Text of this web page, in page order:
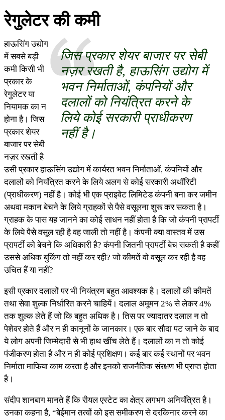
रेगुलेटर की कमी
जिस प्रकार शेयर बाजार पर सेबी
नज़र रखती है, हाऊसिंग उद्योग में
भवन निर्माताओं, कंपनियों और
दलालों को नियंत्रित करने के
लिये कोई सरकारी प्राधीकरण
नहीं है।
हाऊसिंग उद्योग
में सबसे बड़ी
कमी किसी भी
प्रकार के
रेगुलेटर या
नियामक का न
होना है। जिस
प्रकार शेयर
बाजार पर सेबी
नज़र रखती है
उसी प्रकार हाऊसिंग उद्योग में कार्यरत भवन निर्माताओं, कंपनियों और
दलालों को नियंत्रित करने के लिये अलग से कोई सरकारी अथॉरिटी
(प्राधीकरण) नहीं है। कोई भी एक प्राइवेट लिमिटेड कंपनी बना कर जमीन
अथवा मकान बेचने के लिये ग्राहकों से पैसे वसूलना शुरू कर सकता है।
ग्राहक के पास यह जानने का कोई साधन नहीं होता है कि जो कंपनी प्रापर्टी
के लिये पैसे वसूल रही है वह जाली तो नहीं है। कंपनी क्या वास्तव में उस
प्रापर्टी को बेचने कि अधिकारी है? कंपनी जितनी प्रापर्टी बेच सकती है कहीं
उससे अधिक बुकिंग तो नहीं कर रही? जो कीमतें वो वसूल कर रही है वह
उचित हैं या नहीं?
इसी प्रकार दलालों पर भी नियंत्रण बहुत आवश्यक है। दलालों की कीमतें
तथा सेवा शुल्क निर्धारित करने चाहियें। दलाल अमूमन 2% से लेकर 4%
तक शुल्क लेते हैं जो कि बहुत अधिक है। तिस पर ज्यादातर दलाल न तो
पेशेवर होते हैं और न ही कानूनों के जानकार। एक बार सौदा पट जाने के बाद
ये लोग अपनी जिम्मेदारी से भी हाथ खींच लेते हैं। दलालों का न तो कोई
पंजीकरण होता है और न ही कोई प्रशिक्षण। कई बार कई स्थानों पर भवन
निर्माता माफिया काम करता है और इनको राजनैतिक संरक्षण भी प्राप्त होता
है।
संदीप शानबाग मानते हैं कि रीयल एस्टेट का क्षेत्र लगभग अनियंत्रित है।
उनका कहना है, “बेईमान तत्वों को इस समीकरण से दरकिनार करने का